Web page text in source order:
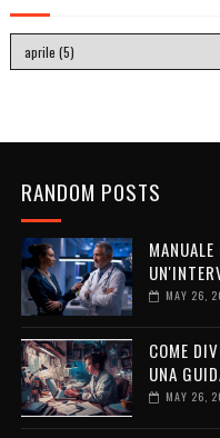
RANDOM POSTS
MAY 26,
COME
UNA
MAY 26,